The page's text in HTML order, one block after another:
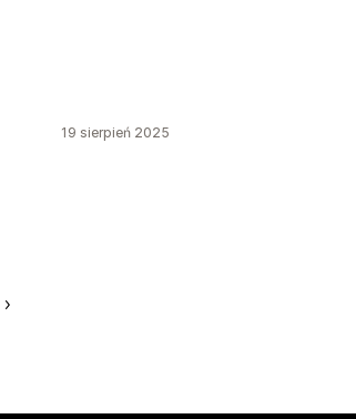
19 sierpień 2025